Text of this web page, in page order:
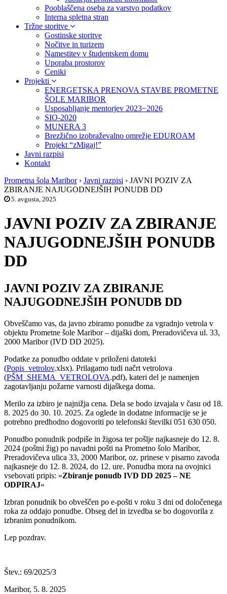
Pooblaščena oseba za varstvo podatkov
Interna spletna stran
Tržne storitve
Gostinske storitve
Nočitve in turizem
Namestitev v študentskem domu
Uporaba prostorov
Ceniki
Projekti
ENERGETSKA PRENOVA STAVBE PROMETNE
ŠOLE MARIBOR
Usposabljanje mentorjev 2023−2026
SIO-2020
MUNERA 3
Brezžično izobraževalno omrežje EDUROAM
Projekt “zMigaj!”
Javni razpisi
Kontakt
Prometna šola Maribor › Javni razpisi › JAVNI POZIV ZA
ZBIRANJE NAJUGODNEJŠIH PONUDB DD
5. avgusta, 2025
JAVNI POZIV ZA ZBIRANJE
NAJUGODNEJŠIH PONUDB
DD
JAVNI POZIV ZA ZBIRANJE
NAJUGODNEJŠIH PONUDB DD
Obveščamo vas, da javno zbiramo ponudbe za vgradnjo vetrola v
objektu Prometne šole Maribor – dijaški dom, Preradovičeva ul. 33,
2000 Maribor (IVD DD 2025).
Podatke za ponudbo oddate v priloženi datoteki
(Popis_vetrolov.xlsx). Prilagamo tudi načrt vetrolova
(PŠM_SHEMA_VETROLOVA.pdf), kateri del je namenjen
zagotavljanju požarne varnosti dijaškega doma.
Merilo za izbiro je najnižja cena. Dela se bodo izvajala v času od 18.
8. 2025 do 30. 10. 2025. Za oglede in dodatne informacije se je
potrebno predhodno dogovoriti po telefonski številki 051 630 050.
Ponudbo ponudnik podpiše in žigosa ter pošlje najkasneje do 12. 8.
2024 (poštni žig) po navadni pošti na Prometno šolo Maribor,
Preradovičeva ulica 33, 2000 Maribor, oz. prinese v pisarno zavoda
najkasneje do 12. 8. 2024, do 12. ure. Ponudba mora na ovojnici
vsebovati pripis: »Zbiranje ponudb IVD DD 2025– NE
ODPIRAJ«
Izbran ponudnik bo obveščen po e-pošti v roku 3 dni od določenega
roka za oddajo ponudbe. Obseg del in izvedba se bo dogovorila z
izbranim ponudnikom.
Lep pozdrav.
Štev.: 69/2025/3
Maribor, 5. 8. 2025